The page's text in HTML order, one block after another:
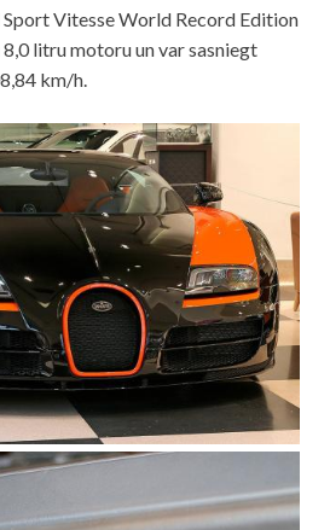
Vitesse World Record Edition
litru motoru un var sasniegt
km/h.